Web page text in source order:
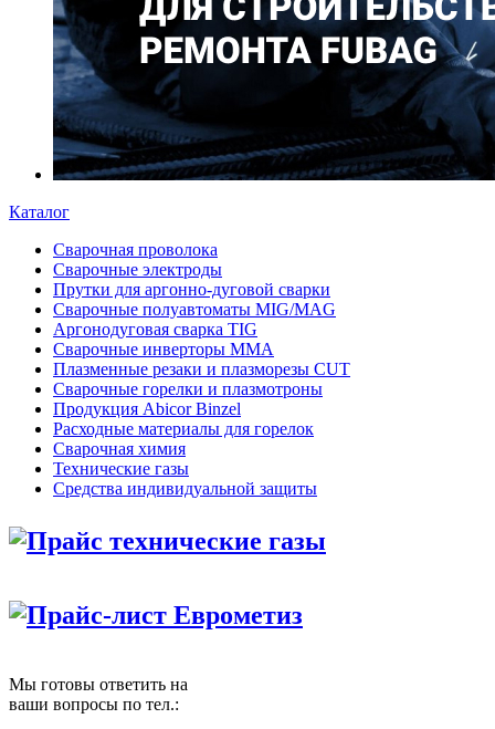
Каталог
Сварочная проволока
Сварочные электроды
Прутки для аргонно-дуговой сварки
Сварочные полуавтоматы MIG/MAG
Аргонодуговая сварка TIG
Сварочные инверторы MMA
Плазменные резаки и плазморезы CUT
Сварочные горелки и плазмотроны
Продукция Abicor Binzel
Расходные материалы для горелок
Сварочная химия
Технические газы
Средства индивидуальной защиты
Прайс технические газы
Прайс-лист Еврометиз
Мы готовы ответить на
ваши вопросы по тел.: